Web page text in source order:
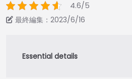
4.6/5
最終編集：2023/6/16